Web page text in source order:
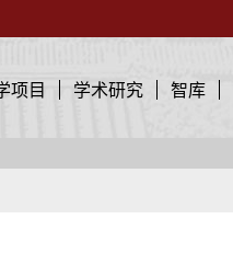
项目 学术研究 智库